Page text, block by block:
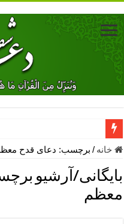
دعای جلب محبت فوری
دعای مشکل گشا برای رفع فقر
معجزات دعای یا من اظهر
مهم ترین اذکار الهی و
خانه / برچسب: دعای قدح
بایگانی/آرشیو
معظم